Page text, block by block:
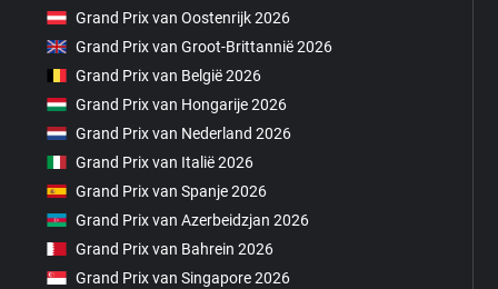
Grand Prix van Oostenrijk 2026
Grand Prix van Groot-Brittannië 2026
Grand Prix van België 2026
Grand Prix van Hongarije 2026
Grand Prix van Nederland 2026
Grand Prix van Italië 2026
Grand Prix van Spanje 2026
Grand Prix van Azerbeidzjan 2026
Grand Prix van Bahrein 2026
Grand Prix van Singapore 2026